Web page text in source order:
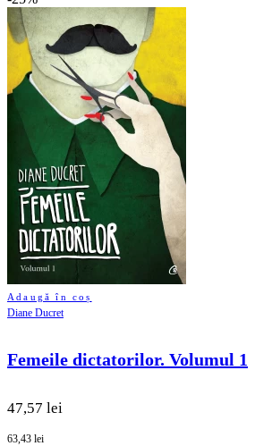
Adaugă în coș
Diane Ducret
Femeile dictatorilor. Volumul 1
47,57 lei
63,43 lei